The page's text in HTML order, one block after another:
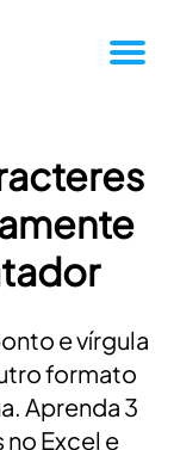
e vírgula
formato
Aprenda 3
Excel e